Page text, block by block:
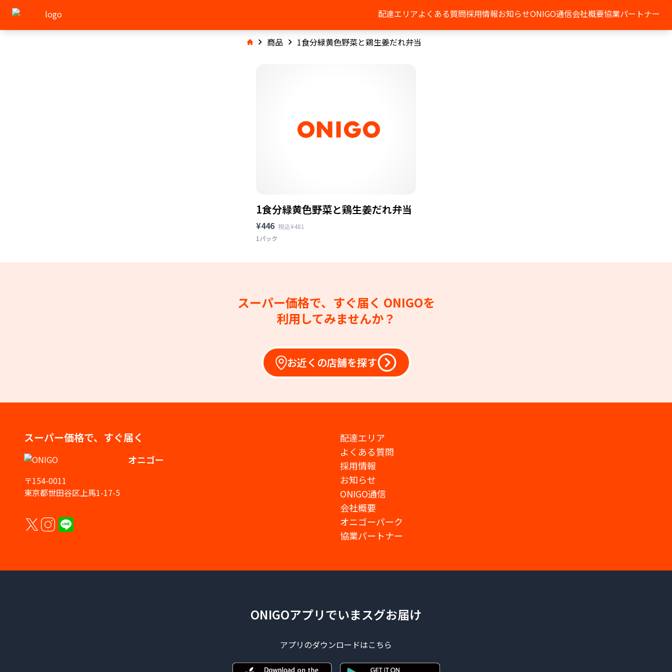
配達エリアよくある質問採用情報お知らせONIGO通信会社概要協業パートナー
商品 1食分緑黄色野菜と鶏生姜だれ弁当
1食分緑黄色野菜と鶏生姜だれ弁当
¥446 税込¥481
1パック
スーパー価格で、すぐ届く ONIGOを
利用してみませんか？
お近くの店舗を探す
スーパー価格で、すぐ届く
オニゴー
〒154-0011
東京都世田谷区上馬1-17-5
配達エリア
よくある質問
採用情報
お知らせ
ONIGO通信
会社概要
オニゴーパーク
協業パートナー
ONIGOアプリでいまスグお届け
アプリのダウンロードはこちら